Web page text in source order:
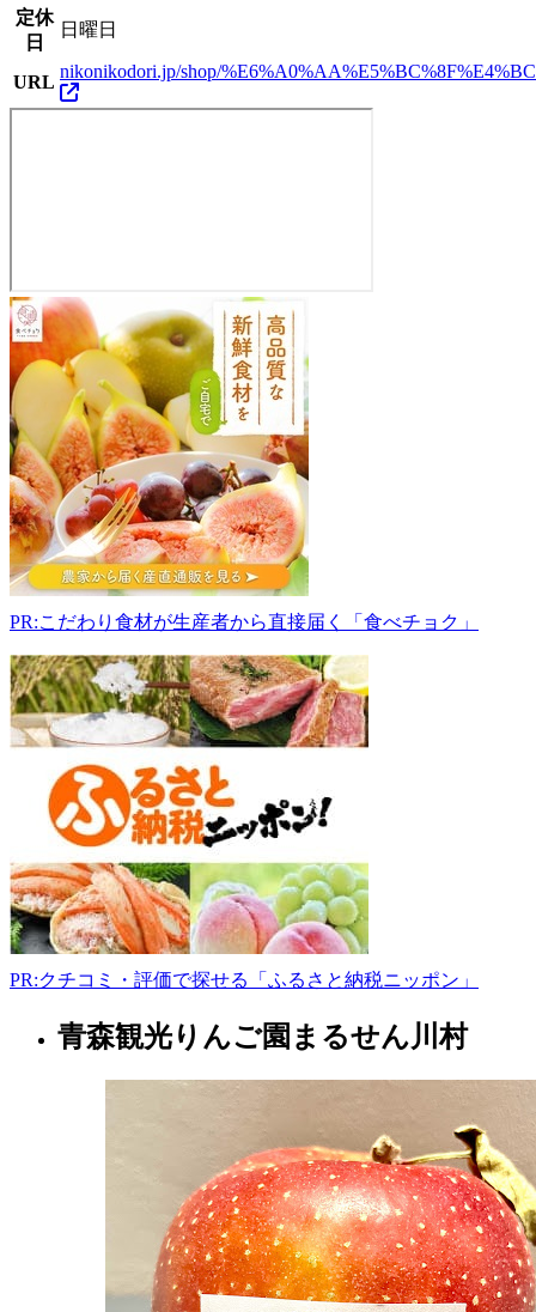
定休
日
日曜日
URL
nikonikodori.jp/shop/
㈱
大
谷
製
麺
工
場
直
売
所
大
谷
ば
030-
0862
青
森
県
川
1
丁
目
11-
1
722-
nikonikodori.jp/shop/
PR:こだわり食材が生産者から直接届く「食べチョク」
PR:クチコミ・評価で探せる「ふるさと納税ニッポン」
青
青森観光りんご園まるせん川村